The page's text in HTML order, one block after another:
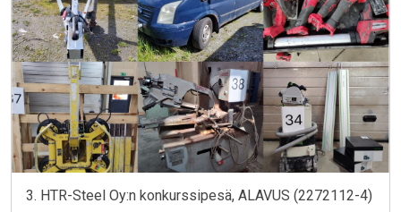
3. HTR-Steel Oy:n konkurssipesä, ALAVUS (2272112-4)